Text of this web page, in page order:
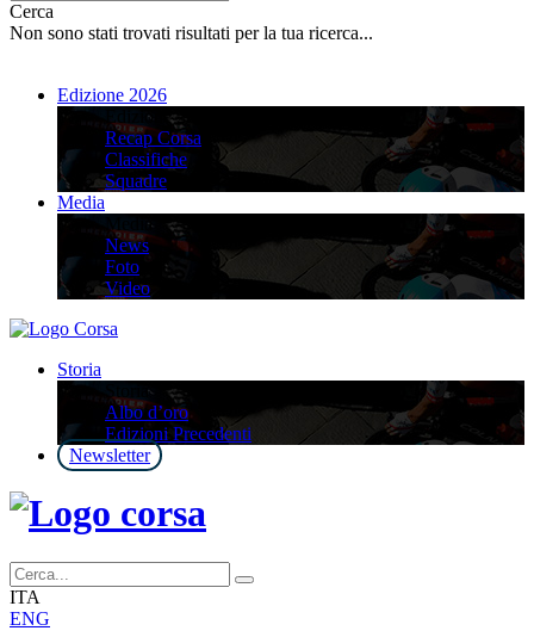
Cerca
Non sono stati trovati risultati per la tua ricerca...
Edizione 2026
Edizione 2026
Recap Corsa
Classifiche
Squadre
Media
Media
News
Foto
Video
Storia
Storia
Albo d’oro
Edizioni Precedenti
Newsletter
ITA
ENG